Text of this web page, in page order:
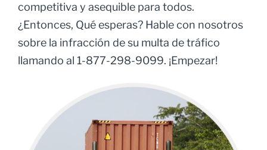
competitiva y asequible para todos.
¿Entonces, Qué esperas? Hable con nosotros
sobre la infracción de su multa de tráfico
llamando al 1-877-298-9099. ¡Empezar!